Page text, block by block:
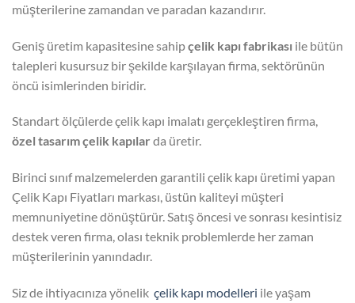
müşterilerine zamandan ve paradan kazandırır.
Geniş üretim kapasitesine sahipçelik kapı fabrikası ile bütün
talepleri kusursuz bir şekilde karşılayan firma, sektörünün
öncü isimlerinden biridir.
Standart ölçülerde çelik kapı imalatı gerçekleştiren firma,
özel tasarım çelik kapılar da üretir.
Birinci sınıf malzemelerden garantili çelik kapı üretimi yapan
Çelik Kapı Fiyatları markası, üstün kaliteyi müşteri
memnuniyetine dönüştürür. Satış öncesi ve sonrası kesintisiz
destek veren firma, olası teknik problemlerde her zaman
müşterilerinin yanındadır.
Siz de ihtiyacınıza yönelik çelik kapı modelleri ile yaşam